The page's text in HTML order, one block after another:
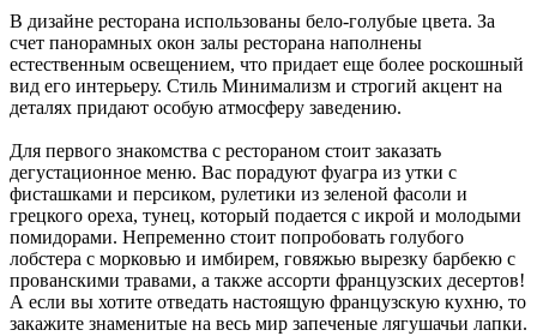
В дизайне ресторана использованы бело-голубые цвета. За
счет панорамных окон залы ресторана наполнены
естественным освещением, что придает еще более роскошный
вид его интерьеру. Стиль Минимализм и строгий акцент на
деталях придают особую атмосферу заведению.
Для первого знакомства с рестораном стоит заказать
дегустационное меню. Вас порадуют фуагра из утки с
фисташками и персиком, рулетики из зеленой фасоли и
грецкого ореха, тунец, который подается с икрой и молодыми
помидорами. Непременно стоит попробовать голубого
лобстера с морковью и имбирем, говяжью вырезку барбекю с
прованскими травами, а также ассорти французских десертов!
А если вы хотите отведать настоящую французскую кухню, то
закажите знаменитые на весь мир запеченые лягушачьи лапки.